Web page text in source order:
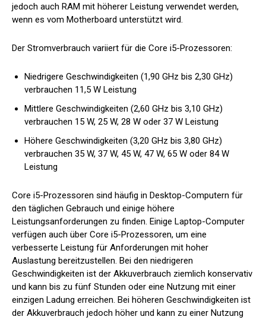
jedoch auch RAM mit höherer Leistung verwendet werden,
wenn es vom Motherboard unterstützt wird.
Der Stromverbrauch variiert für die Core i5-Prozessoren:
Niedrigere Geschwindigkeiten (1,90 GHz bis 2,30 GHz)
verbrauchen 11,5 W Leistung
Mittlere Geschwindigkeiten (2,60 GHz bis 3,10 GHz)
verbrauchen 15 W, 25 W, 28 W oder 37 W Leistung
Höhere Geschwindigkeiten (3,20 GHz bis 3,80 GHz)
verbrauchen 35 W, 37 W, 45 W, 47 W, 65 W oder 84 W
Leistung
Core i5-Prozessoren sind häufig in Desktop-Computern für
den täglichen Gebrauch und einige höhere
Leistungsanforderungen zu finden. Einige Laptop-Computer
verfügen auch über Core i5-Prozessoren, um eine
verbesserte Leistung für Anforderungen mit hoher
Auslastung bereitzustellen. Bei den niedrigeren
Geschwindigkeiten ist der Akkuverbrauch ziemlich konservativ
und kann bis zu fünf Stunden oder eine Nutzung mit einer
einzigen Ladung erreichen. Bei höheren Geschwindigkeiten ist
der Akkuverbrauch jedoch höher und kann zu einer Nutzung